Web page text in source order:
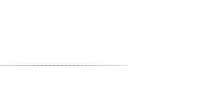
番最初にご覧いただいたデジ
のようにタッチ型のデジタル
ことができる「デジサイン」